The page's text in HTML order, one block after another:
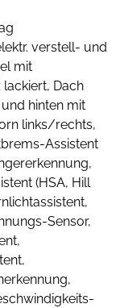
verstell- und
mit
Dach
hinten mit
links/rechts,
Assistent
(HSA, Hill
Sensor,